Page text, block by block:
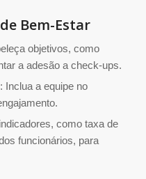
Bem-Estar
objetivos, como
a adesão a check-ups.
: Inclua a equipe no
como taxa de
funcionários, para